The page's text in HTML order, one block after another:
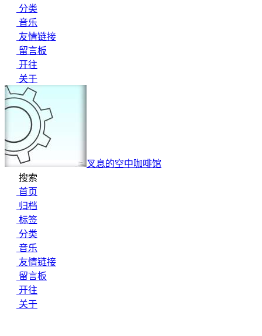
分类
音乐
友情链接
留言板
开往
关于
叉息的空中咖啡馆
搜索
首页
归档
标签
分类
音乐
友情链接
留言板
开往
关于